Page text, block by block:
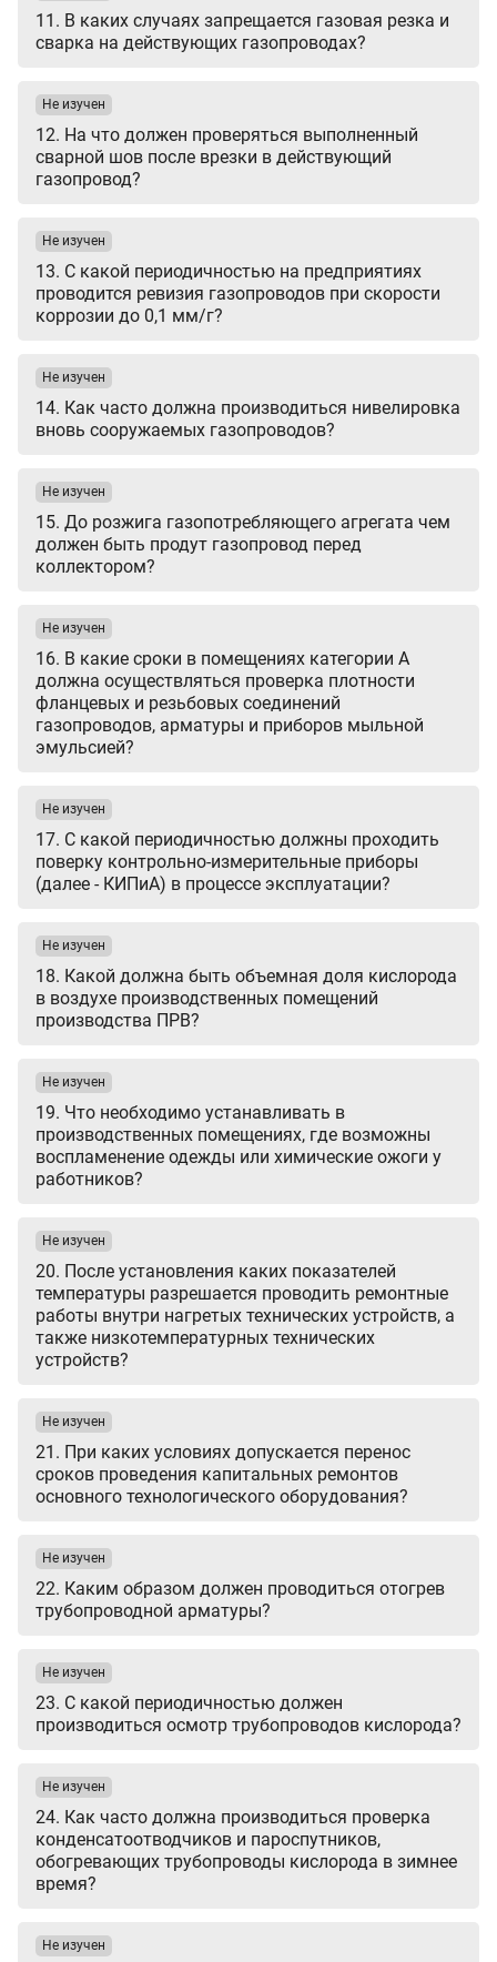
11. В каких случаях запрещается газовая резка и
сварка на действующих газопроводах?
12. На что должен проверяться выполненный
сварной шов после врезки в действующий
газопровод?
Не изучен
13. С какой периодичностью на предприятиях
проводится ревизия газопроводов при скорости
коррозии до 0,1 мм/г?
Не изучен
14. Как часто должна производиться нивелировка
вновь сооружаемых газопроводов?
Не изучен
15. До розжига газопотребляющего агрегата чем
должен быть продут газопровод перед
коллектором?
Не изучен
16. В какие сроки в помещениях категории А
должна осуществляться проверка плотности
фланцевых и резьбовых соединений
газопроводов, арматуры и приборов мыльной
эмульсией?
Не изучен
17. С какой периодичностью должны проходить
поверку контрольно-измерительные приборы
(далее - КИПиА) в процессе эксплуатации?
Не изучен
18. Какой должна быть объемная доля кислорода
в воздухе производственных помещений
производства ПРВ?
Не изучен
19. Что необходимо устанавливать в
производственных помещениях, где возможны
воспламенение одежды или химические ожоги у
работников?
Не изучен
20. После установления каких показателей
температуры разрешается проводить ремонтные
работы внутри нагретых технических устройств, а
также низкотемпературных технических
устройств?
Не изучен
21. При каких условиях допускается перенос
сроков проведения капитальных ремонтов
основного технологического оборудования?
Не изучен
22. Каким образом должен проводиться отогрев
трубопроводной арматуры?
Не изучен
23. С какой периодичностью должен
производиться осмотр трубопроводов кислорода?
Не изучен
24. Как часто должна производиться проверка
конденсатоотводчиков и пароспутников,
обогревающих трубопроводы кислорода в зимнее
время?
Не изучен
Не изучен